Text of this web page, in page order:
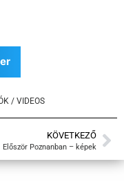
/ VIDEOS
KÖVETKEZŐ
Először Poznanban – képek